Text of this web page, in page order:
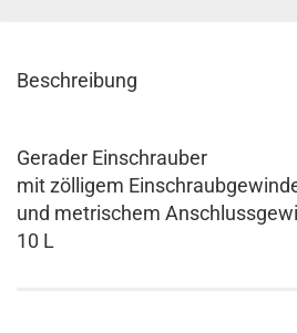
Beschreibung
Gerader Einschrauber
mit zölligem
und metrischem
10 L